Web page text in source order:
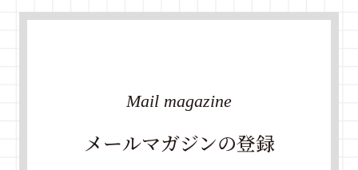
メールマガジンの登録
Mail magazine